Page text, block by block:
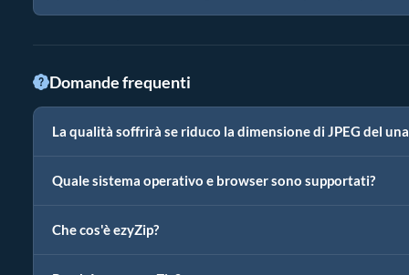
Domande frequenti
La qualità soffrirà se riduco la dimensione di JPEG del
Quale sistema operativo e browser sono supportati?
Che cos'è ezyZip?